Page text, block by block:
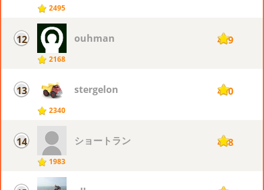
2495
12
2168
ouhman 479
13
2340
stergelon 450
14
1983
ショートラン 448